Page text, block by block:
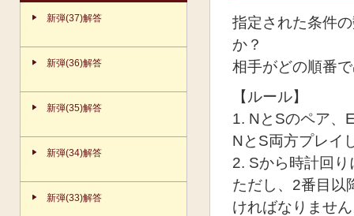
新弾(37)解答
新弾(36)解答
新弾(35)解答
新弾(34)解答
新弾(33)解答
指定された条件
か？
相手がどの順番
【ルール】
1. NとSのペア、
NとS両方プレイ
2. Sから時計回
ただし、2番目
ければなりませ